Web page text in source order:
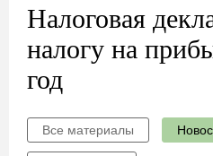
Налоговая
налогу на
год
Все материалы